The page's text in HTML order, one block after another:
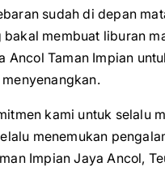
sudah di depan
membuat liburan
Taman Impian
kami untuk selalu
menemukan
Impian Jaya Ancol,